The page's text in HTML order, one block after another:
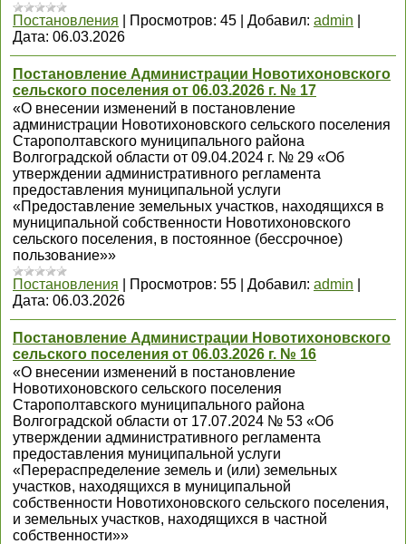
Постановления
Просмотров: 45 Добавил: admin
Дата: 06.03.2026
Постановление Администрации Новотихоновского
сельского поселения от 06.03.2026 г. № 17
«О внесении изменений в постановление
администрации Новотихоновского сельского поселения
Старополтавского муниципального района
Волгоградской области от 09.04.2024 г. № 29 «Об
утверждении административного регламента
предоставления муниципальной услуги
«Предоставление земельных участков, находящихся в
муниципальной собственности Новотихоновского
сельского поселения, в постоянное (бессрочное)
пользование»»
Постановления
Просмотров: 55 Добавил: admin
Дата: 06.03.2026
Постановление Администрации Новотихоновского
сельского поселения от 06.03.2026 г. № 16
«О внесении изменений в постановление
Новотихоновского сельского поселения
Старополтавского муниципального района
Волгоградской области от 17.07.2024 № 53 «Об
утверждении административного регламента
предоставления муниципальной услуги
«Перераспределение земель и (или) земельных
участков, находящихся в муниципальной
собственности Новотихоновского сельского поселения,
и земельных участков, находящихся в частной
собственности»»